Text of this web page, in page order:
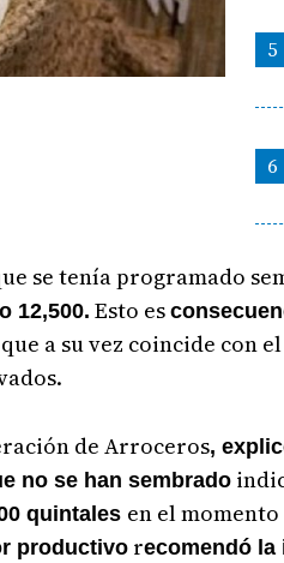
5
6
se tenía programado
12,500. Esto es
que a su vez coincide con
de Arroceros,
no se han sembrado
quintales en el
productivorecomendó la